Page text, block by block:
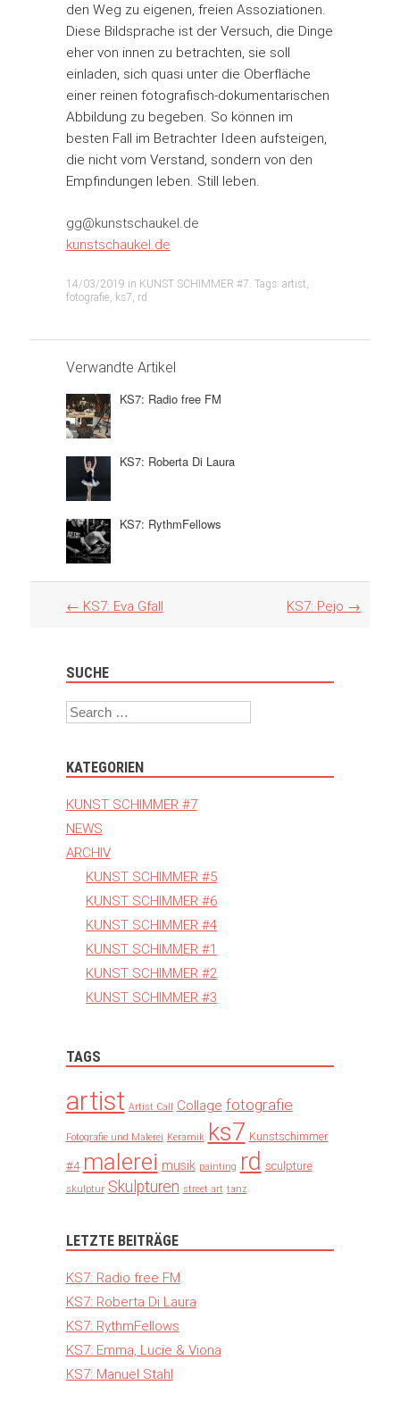
den Weg zu eigenen, freien Assoziationen.
Diese Bildsprache ist der Versuch, die Dinge
eher von innen zu betrachten, sie soll
einladen, sich quasi unter die Oberfläche
einer reinen fotografisch-dokumentarischen
Abbildung zu begeben. So können im
besten Fall im Betrachter Ideen aufsteigen,
die nicht vom Verstand, sondern von den
Empfindungen leben. Still leben.
gg@kunstschaukel.de
kunstschaukel.de
14/03/2019 in KUNST SCHIMMER #7 . Tags: artist
fotografie ks7 rd
Verwandte Artikel
KS7: Radio free FM
KS7: Roberta Di Laura
KS7: RythmFellows
Artikel
← KS7: Eva Gfall KS7: Pejo →
SUCHE
Search
KATEGORIEN
KUNST SCHIMMER #7
NEWS
ARCHIV
KUNST SCHIMMER #5
KUNST SCHIMMER #6
KUNST SCHIMMER #4
KUNST SCHIMMER #1
KUNST SCHIMMER #2
KUNST SCHIMMER #3
TAGS
artist Artist Call Collage fotografie
Fotografie und Malerei Keramik ks7 Kunstschimmer
#4 malerei musik painting rd sculpture
skulptur Skulpturen street art tanz
LETZTE BEITRÄGE
KS7: Radio free FM
KS7: Roberta Di Laura
KS7: RythmFellows
KS7: Emma, Lucie & Viona
KS7: Manuel Stahl